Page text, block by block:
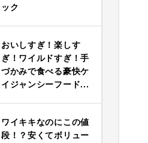
ック
FOOD
おいしすぎ！楽しす
ぎ！ワイルドすぎ！手
づかみで食べる豪快ケ
イジャンシーフード...
FOOD
ワイキキなのにこの値
段！？安くてボリュー